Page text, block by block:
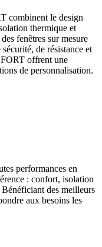
combinent le design
thermique et
fenêtres sur mesure
de résistance et
offrent une
de personnalisation.
performances en
: confort, isolation
des meilleurs
aux besoins les